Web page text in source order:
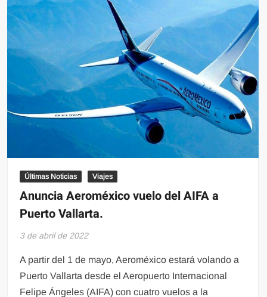
LA
QUE
Últimas Noticias Viajes
Anuncia Aeroméxico vuelo del AIFA a
Puerto Vallarta.
3 de abril de 2022
A partir del 1 de mayo, Aeroméxico estará volando a
Puerto Vallarta desde el Aeropuerto Internacional
Felipe Ángeles (AIFA) con cuatro vuelos a la